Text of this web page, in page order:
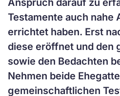
Anspruch darauf zu
Testamente auch nahe
errichtet haben. Erst
diese eröffnet und den
sowie den Bedachten
Nehmen beide
gemeinschaftlichen